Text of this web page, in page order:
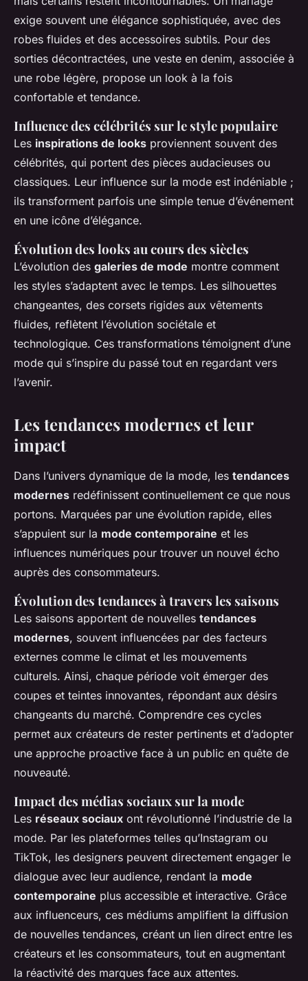
exige souvent une élégance sophistiquée, avec des
robes fluides et des accessoires subtils. Pour des
sorties décontractées, une veste en denim, associée à
une robe légère, propose un look à la fois
confortable et tendance.
Influence des célébrités sur le style populaire
Les inspirations de looks proviennent souvent des
célébrités, qui portent des pièces audacieuses ou
classiques. Leur influence sur la mode est indéniable ;
ils transforment parfois une simple tenue d’événement
en une icône d’élégance.
Évolution des looks au cours des siècles
L’évolution des galeries de mode montre comment
les styles s’adaptent avec le temps. Les silhouettes
changeantes, des corsets rigides aux vêtements
fluides, reflètent l’évolution sociétale et
technologique. Ces transformations témoignent d’une
mode qui s’inspire du passé tout en regardant vers
l’avenir.
Les tendances modernes et leur
impact
Dans l’univers dynamique de la mode, les tendances
modernes redéfinissent continuellement ce que nous
portons. Marquées par une évolution rapide, elles
s’appuient sur la mode contemporaine et les
influences numériques pour trouver un nouvel écho
auprès des consommateurs.
Évolution des tendances à travers les saisons
Les saisons apportent de nouvelles tendances
modernes, souvent influencées par des facteurs
externes comme le climat et les mouvements
culturels. Ainsi, chaque période voit émerger des
coupes et teintes innovantes, répondant aux désirs
changeants du marché. Comprendre ces cycles
permet aux créateurs de rester pertinents et d’adopter
une approche proactive face à un public en quête de
nouveauté.
Impact des médias sociaux sur la mode
Les réseaux sociaux ont révolutionné l’industrie de la
mode. Par les plateformes telles qu’Instagram ou
TikTok, les designers peuvent directement engager le
dialogue avec leur audience, rendant la mode
contemporaine plus accessible et interactive. Grâce
aux influenceurs, ces médiums amplifient la diffusion
de nouvelles tendances, créant un lien direct entre les
créateurs et les consommateurs, tout en augmentant
la réactivité des marques face aux attentes.